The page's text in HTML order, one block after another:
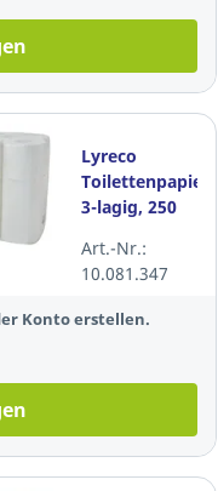
Lyreco
Toilettenpapier,
3-lagig, 250
18 Rollen
Art.-Nr.:
10.081.347
Konto erstellen.